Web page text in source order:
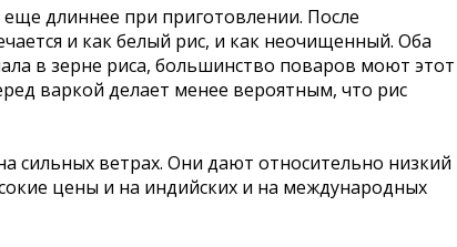
длиннее при приготовлении. После
и как белый рис, и как неочищенный. Оба
в зерне риса, большинство поваров моют этот
варкой делает менее вероятным, что рис
сильных ветрах. Они дают относительно низкий
цены и на индийских и на международных